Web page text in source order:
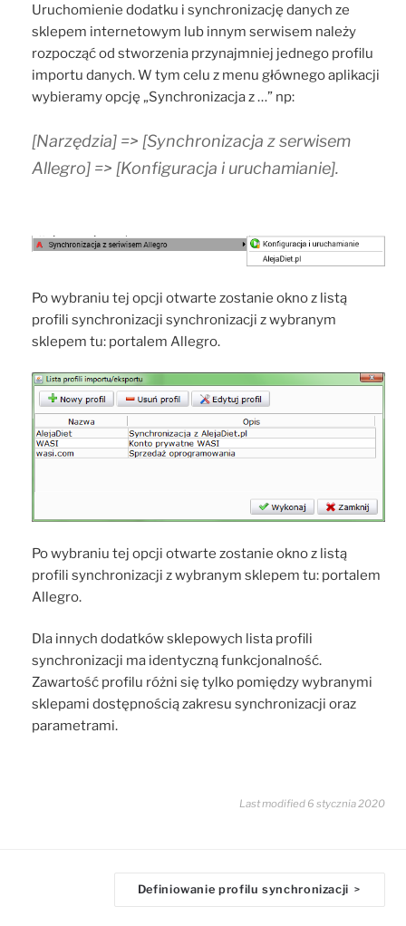
Uruchomienie dodatku i synchronizację danych ze
sklepem internetowym lub innym serwisem należy
rozpocząć od stworzenia przynajmniej jednego profilu
importu danych. W tym celu z menu głównego aplikacji
wybieramy opcję „Synchronizacja z …” np:
[Narzędzia] => [Synchronizacja z serwisem
Allegro] => [Konfiguracja i uruchamianie].
Po wybraniu tej opcji otwarte zostanie okno z listą
profili synchronizacji synchronizacji z wybranym
sklepem tu: portalem Allegro.
Po wybraniu tej opcji otwarte zostanie okno z listą
profili synchronizacji z wybranym sklepem tu: portalem
Allegro.
Dla innych dodatków sklepowych lista profili
synchronizacji ma identyczną funkcjonalność.
Zawartość profilu różni się tylko pomiędzy wybranymi
sklepami dostępnością zakresu synchronizacji oraz
parametrami.
Last modified 6 stycznia 2020
Definiowanie profilu synchronizacji >